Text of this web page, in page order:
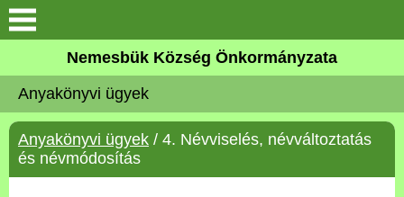
Keresés
Önkormányzat
Közös Önkormányzati
Hivatal
Nemesbük Község Önkormányzata
Anyakönyvi ügyek
Anyakönyvi ügyek / 4. Névviselés, névváltoztatás
és névmódosítás